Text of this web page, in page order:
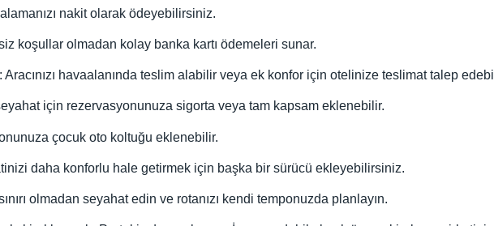
nakit olarak ödeyebilirsiniz.
koşullar olmadan kolay banka kartı ödemeleri sunar.
: Aracınızı havaalanında teslim alabilir veya ek konfor için otelinize teslimat talep
için rezervasyonunuza sigorta veya tam kapsam eklenebilir.
çocuk oto koltuğu eklenebilir.
daha konforlu hale getirmek için başka bir sürücü ekleyebilirsiniz.
olmadan seyahat edin ve rotanızı kendi temponuzda planlayın.